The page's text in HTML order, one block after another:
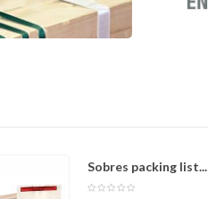
Sobres packing list...